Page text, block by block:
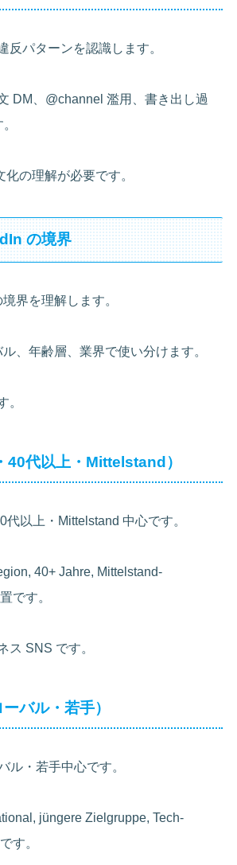
反パターンを認識します。
DM、@channel 濫用、書き出し過
の理解が必要です。
の境界
界を理解します。
、年齢層、業界で使い分けます。
。
40代以上・Mittelstand）
代以上・Mittelstand 中心です。
40+ Jahre, Mittelstand-
です。
ス SNS です。
バル・若手）
ル・若手中心です。
jüngere Zielgruppe, Tech-
す。